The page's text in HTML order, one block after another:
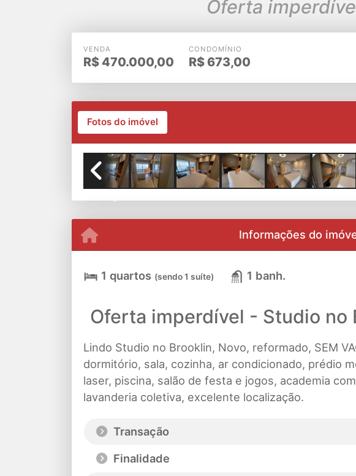
Oferta
VENDA
R$ 470.000,00
CONDOMÍNIO
R$ 673,00
Fotos do imóvel
Informações do
1 quartos (sendo 1 suíte) 1 banh.
Oferta imperdível - Studio no
Lindo Studio no Brooklin, Novo, reformado, SEM
dormitório, sala, cozinha, ar condicionado, prédio
laser, piscina, salão de festa e jogos, academia
lavanderia coletiva, excelente localização.
Transação
Finalidade